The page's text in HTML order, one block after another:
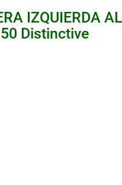
IZQUIERDA
Distinctive